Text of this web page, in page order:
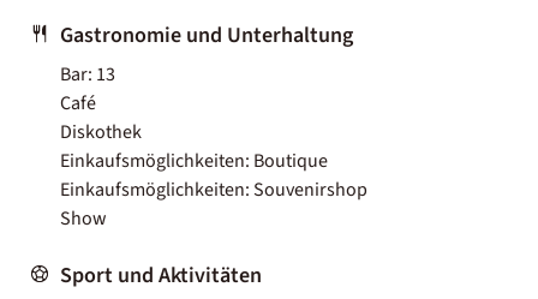
Gastronomie und Unterhaltung
Bar: 13
Café
Diskothek
Einkaufsmöglichkeiten: Boutique
Einkaufsmöglichkeiten: Souvenirshop
Show
Sport und Aktivitäten